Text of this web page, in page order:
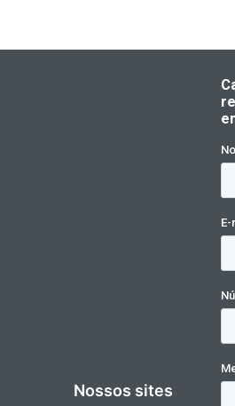
Nossos sites